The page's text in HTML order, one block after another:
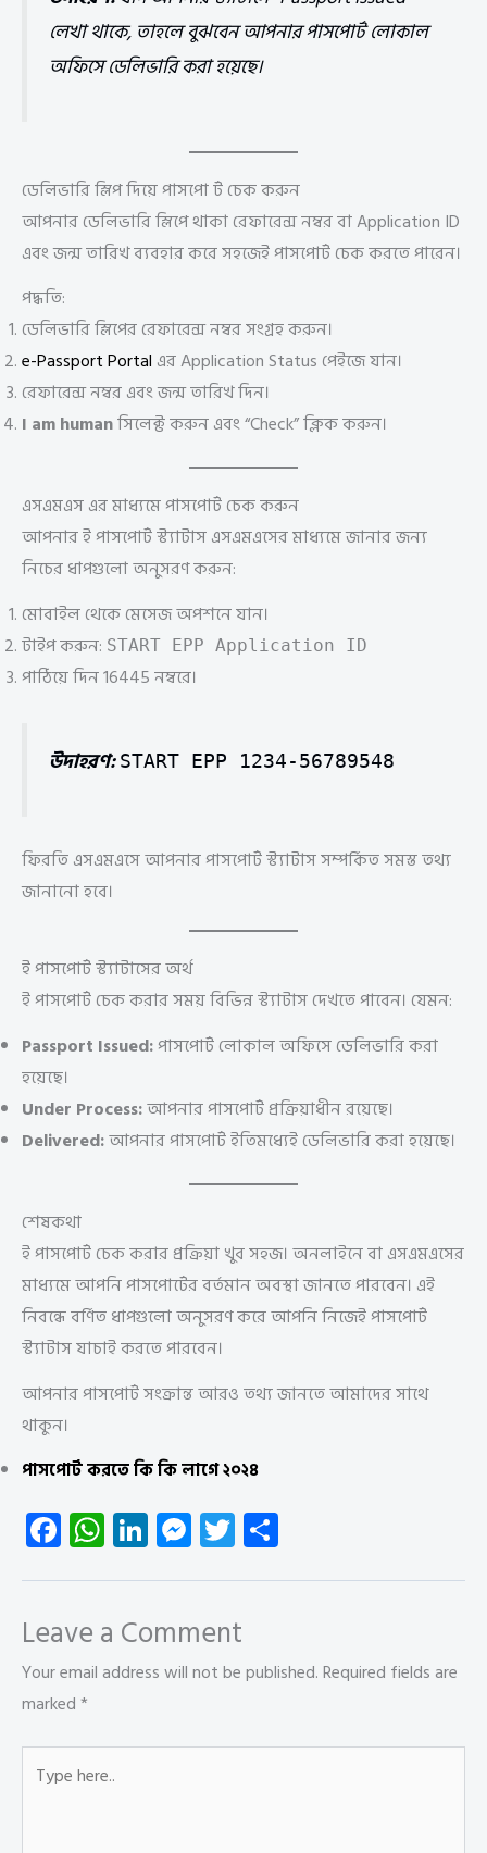
লেখা থাকে, তাহলে বুঝবেন আপনার পাসপোর্ট লোকাল
অফিসে ডেলিভারি করা হয়েছে।
ডেলিভারি স্লিপ দিয়ে পাসপো র্ট চেক করুন
আপনার ডেলিভারি স্লিপে থাকা রেফারেন্স নম্বর বা Application ID
এবং জন্ম তারিখ ব্যবহার করে সহজেই পাসপোর্ট চেক করতে পারেন।
পদ্ধতি:
ডেলিভারি স্লিপের রেফারেন্স নম্বর সংগ্রহ করুন।
e-Passport Portal এর Application Status পেইজে যান।
রেফারেন্স নম্বর এবং জন্ম তারিখ দিন।
I am humanসিলেক্ট করুন এবং “Check” ক্লিক করুন।
এসএমএস এর মাধ্যমে পাসপোর্ট চেক করুন
আপনার ই পাসপোর্ট স্ট্যাটাস এসএমএসের মাধ্যমে জানার জন্য
নিচের ধাপগুলো অনুসরণ করুন:
মোবাইল থেকে মেসেজ অপশনে যান।
টাইপ করুন: START EPP Application ID
পাঠিয়ে দিন 16445 নম্বরে।
উদাহরণ: START EPP 1234-56789548
ফিরতি এসএমএসে আপনার পাসপোর্ট স্ট্যাটাস সম্পর্কিত সমস্ত তথ্য
জানানো হবে।
ই পাসপোর্ট স্ট্যাটাসের অর্থ
ই পাসপোর্ট চেক করার সময় বিভিন্ন স্ট্যাটাস দেখতে পাবেন। যেমন:
Passport Issued:পাসপোর্ট লোকাল অফিসে ডেলিভারি করা
হয়েছে।
Under Process:আপনার পাসপোর্ট প্রক্রিয়াধীন রয়েছে।
Delivered:আপনার পাসপোর্ট ইতিমধ্যেই ডেলিভারি করা হয়েছে।
শেষকথা
ই পাসপোর্ট চেক করার প্রক্রিয়া খুব সহজ। অনলাইনে বা এসএমএসের
মাধ্যমে আপনি পাসপোর্টের বর্তমান অবস্থা জানতে পারবেন। এই
নিবন্ধে বর্ণিত ধাপগুলো অনুসরণ করে আপনি নিজেই পাসপোর্ট
স্ট্যাটাস যাচাই করতে পারবেন।
আপনার পাসপোর্ট সংক্রান্ত আরও তথ্য জানতে আমাদের সাথে
থাকুন।
পাসপোর্ট করতে কি কি লাগে ২০২৪
Fa
ce
b
o
ok
W
ha
ts
A
p
Li
nk
e
dI
n
M
es
se
n
g
T
wi
tt
er
ha
re
Leave a Comment
Your email address will not be published.Required fields are
marked*
here..